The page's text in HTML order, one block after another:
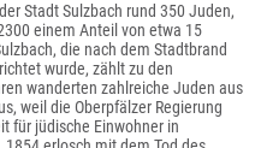
Stadt Sulzbach rund 350 Juden,
einem Anteil von etwa 15
die nach dem Stadtbrand
wurde, zählt zu den
wanderten zahlreiche Juden aus
weil die Oberpfälzer Regierung
für jüdische Einwohner in